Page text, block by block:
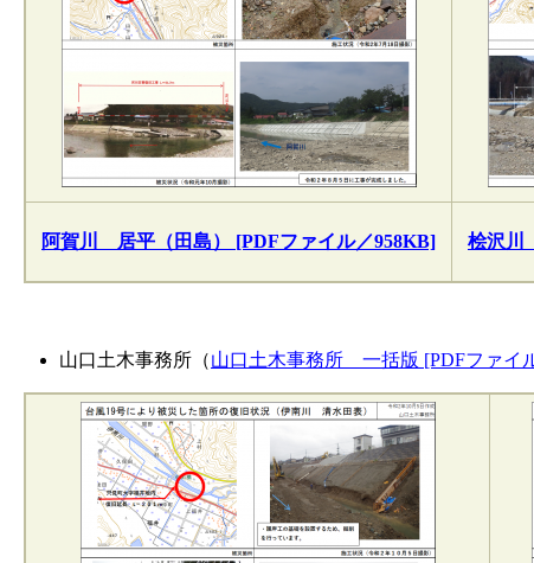
阿賀川 居平（田島） [PDFファイル／958KB] 桧沢川
山口土木事務所（山口土木事務所 一括版 [PDFファイ